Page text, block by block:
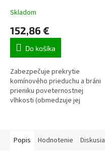
Skladom
152,86 €
Do košíka
Zabezpečuje prekrytie
komínového prieduchu a bráni
prieniku poveternostnej
vlhkosti (obmedzuje jej
Popis Hodnotenie Diskusia